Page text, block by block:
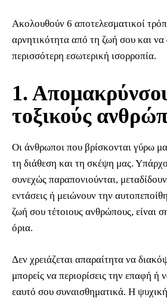
Ακολουθούν 6 αποτελεσματικοί
αρνητικότητα από τη ζωή σου και να
περισσότερη εσωτερική ισορροπία.
1.
τοξικούς
Οι άνθρωποι που βρίσκονται γύρω
τη διάθεση και τη σκέψη μας.
συνεχώς παραπονιούνται,
εντάσεις ή μειώνουν την
ζωή σου τέτοιους ανθρώπους, είναι
όρια.
Δεν χρειάζεται απαραίτητα να
μπορείς να περιορίσεις την επαφή ή
εαυτό σου συναισθηματικά. Η ψυχική